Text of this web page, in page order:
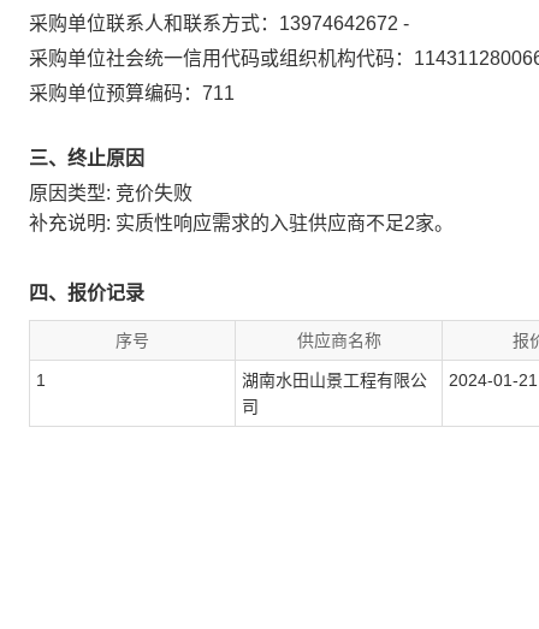
采购单位联系人和联系方式： 13974642672 -
采购单位社会统一信用代码或组织机构代码：
采购单位预算编码： 711
三、终止原因
原因类型: 竞价失败
补充说明: 实质性响应需求的入驻供应商不足2家。
四、报价记录
序号 供应商名称 报
1
湖南水田山景工程有限公
司
2024-01-